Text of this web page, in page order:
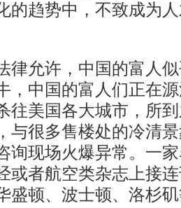
的趋势中，不致成为
允许，中国的富人似
，中国的富人们正在
往美国各大城市，所
与很多售楼处的冷清
询现场火爆异常。一
或者航空类杂志上接
盛顿、波士顿、洛杉